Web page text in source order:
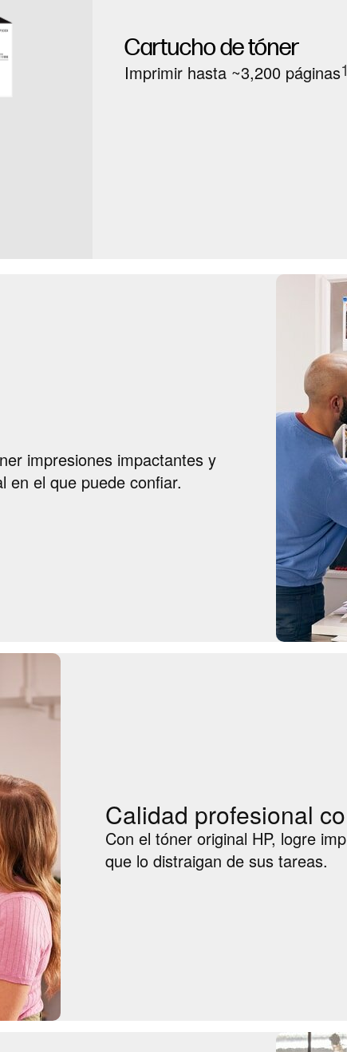
Cartucho de tóner
Imprimir hasta ~3,200 páginas
impresiones impactantes y
en el que puede confiar.
Calidad profesional
Con el tóner original HP, logre
que lo distraigan de sus tareas.